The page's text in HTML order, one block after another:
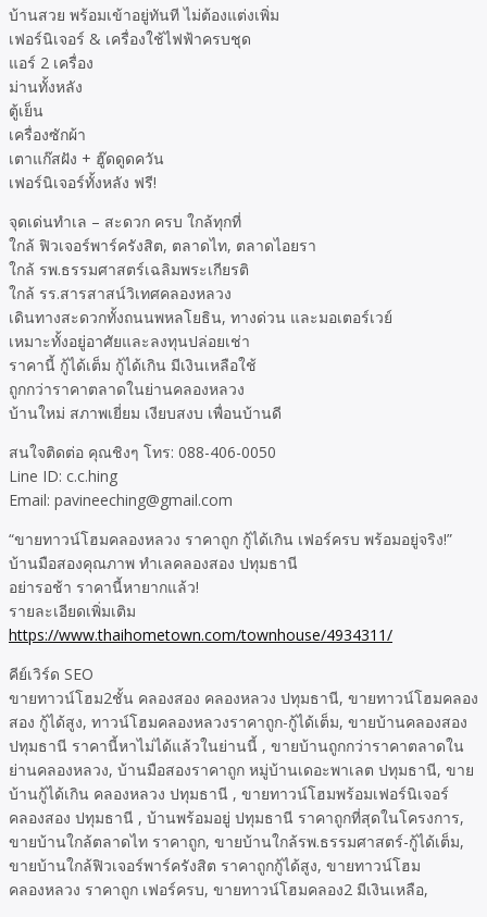
บ้านสวย พร้อมเข้าอยู่ทันที ไม่ต้องแต่งเพิ่ม
เฟอร์นิเจอร์ & เครื่องใช้ไฟฟ้าครบชุด
แอร์ 2 เครื่อง
ม่านทั้งหลัง
ตู้เย็น
เครื่องซักผ้า
เตาแก๊สฝัง + ฮู๊ดดูดควัน
เฟอร์นิเจอร์ทั้งหลัง ฟรี!
จุดเด่นทำเล – สะดวก ครบ ใกล้ทุกที่
ใกล้ ฟิวเจอร์พาร์ครังสิต, ตลาดไท, ตลาดไอยรา
ใกล้ รพ.ธรรมศาสตร์เฉลิมพระเกียรติ
ใกล้ รร.สารสาสน์วิเทศคลองหลวง
เดินทางสะดวกทั้งถนนพหลโยธิน, ทางด่วน และมอเตอร์เวย์
เหมาะทั้งอยู่อาศัยและลงทุนปล่อยเช่า
ราคานี้ กู้ได้เต็ม กู้ได้เกิน มีเงินเหลือใช้
ถูกกว่าราคาตลาดในย่านคลองหลวง
บ้านใหม่ สภาพเยี่ยม เงียบสงบ เพื่อนบ้านดี
สนใจติดต่อ คุณชิงๆ โทร: 088-406-0050
Line ID: c.c.hing
Email: pavineeching@gmail.com
“ขายทาวน์โฮมคลองหลวง ราคาถูก กู้ได้เกิน เฟอร์ครบ พร้อมอยู่จริง!”
บ้านมือสองคุณภาพ ทำเลคลองสอง ปทุมธานี
อย่ารอช้า ราคานี้หายากแล้ว!
รายละเอียดเพิ่มเติม
https://www.thaihometown.com/townhouse/4934311/
คีย์เวิร์ด SEO
ขายทาวน์โฮม2ชั้น คลองสอง คลองหลวง ปทุมธานี, ขายทาวน์โฮมคลอง
สอง กู้ได้สูง, ทาวน์โฮมคลองหลวงราคาถูก-กู้ได้เต็ม, ขายบ้านคลองสอง
ปทุมธานี ราคานี้หาไม่ได้แล้วในย่านนี้ , ขายบ้านถูกกว่าราคาตลาดใน
ย่านคลองหลวง, บ้านมือสองราคาถูก หมู่บ้านเดอะพาเลต ปทุมธานี, ขาย
บ้านกู้ได้เกิน คลองหลวง ปทุมธานี , ขายทาวน์โฮมพร้อมเฟอร์นิเจอร์
คลองสอง ปทุมธานี , บ้านพร้อมอยู่ ปทุมธานี ราคาถูกที่สุดในโครงการ,
ขายบ้านใกล้ตลาดไท ราคาถูก, ขายบ้านใกล้รพ.ธรรมศาสตร์-กู้ได้เต็ม,
ขายบ้านใกล้ฟิวเจอร์พาร์ครังสิต ราคาถูกกู้ได้สูง, ขายทาวน์โฮม
คลองหลวง ราคาถูก เฟอร์ครบ, ขายทาวน์โฮมคลอง2 มีเงินเหลือ,